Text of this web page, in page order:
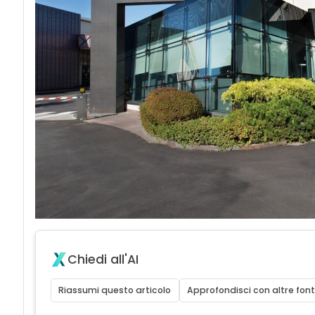
Chiedi all'AI
Riassumi questo articolo Approfondisci con altre